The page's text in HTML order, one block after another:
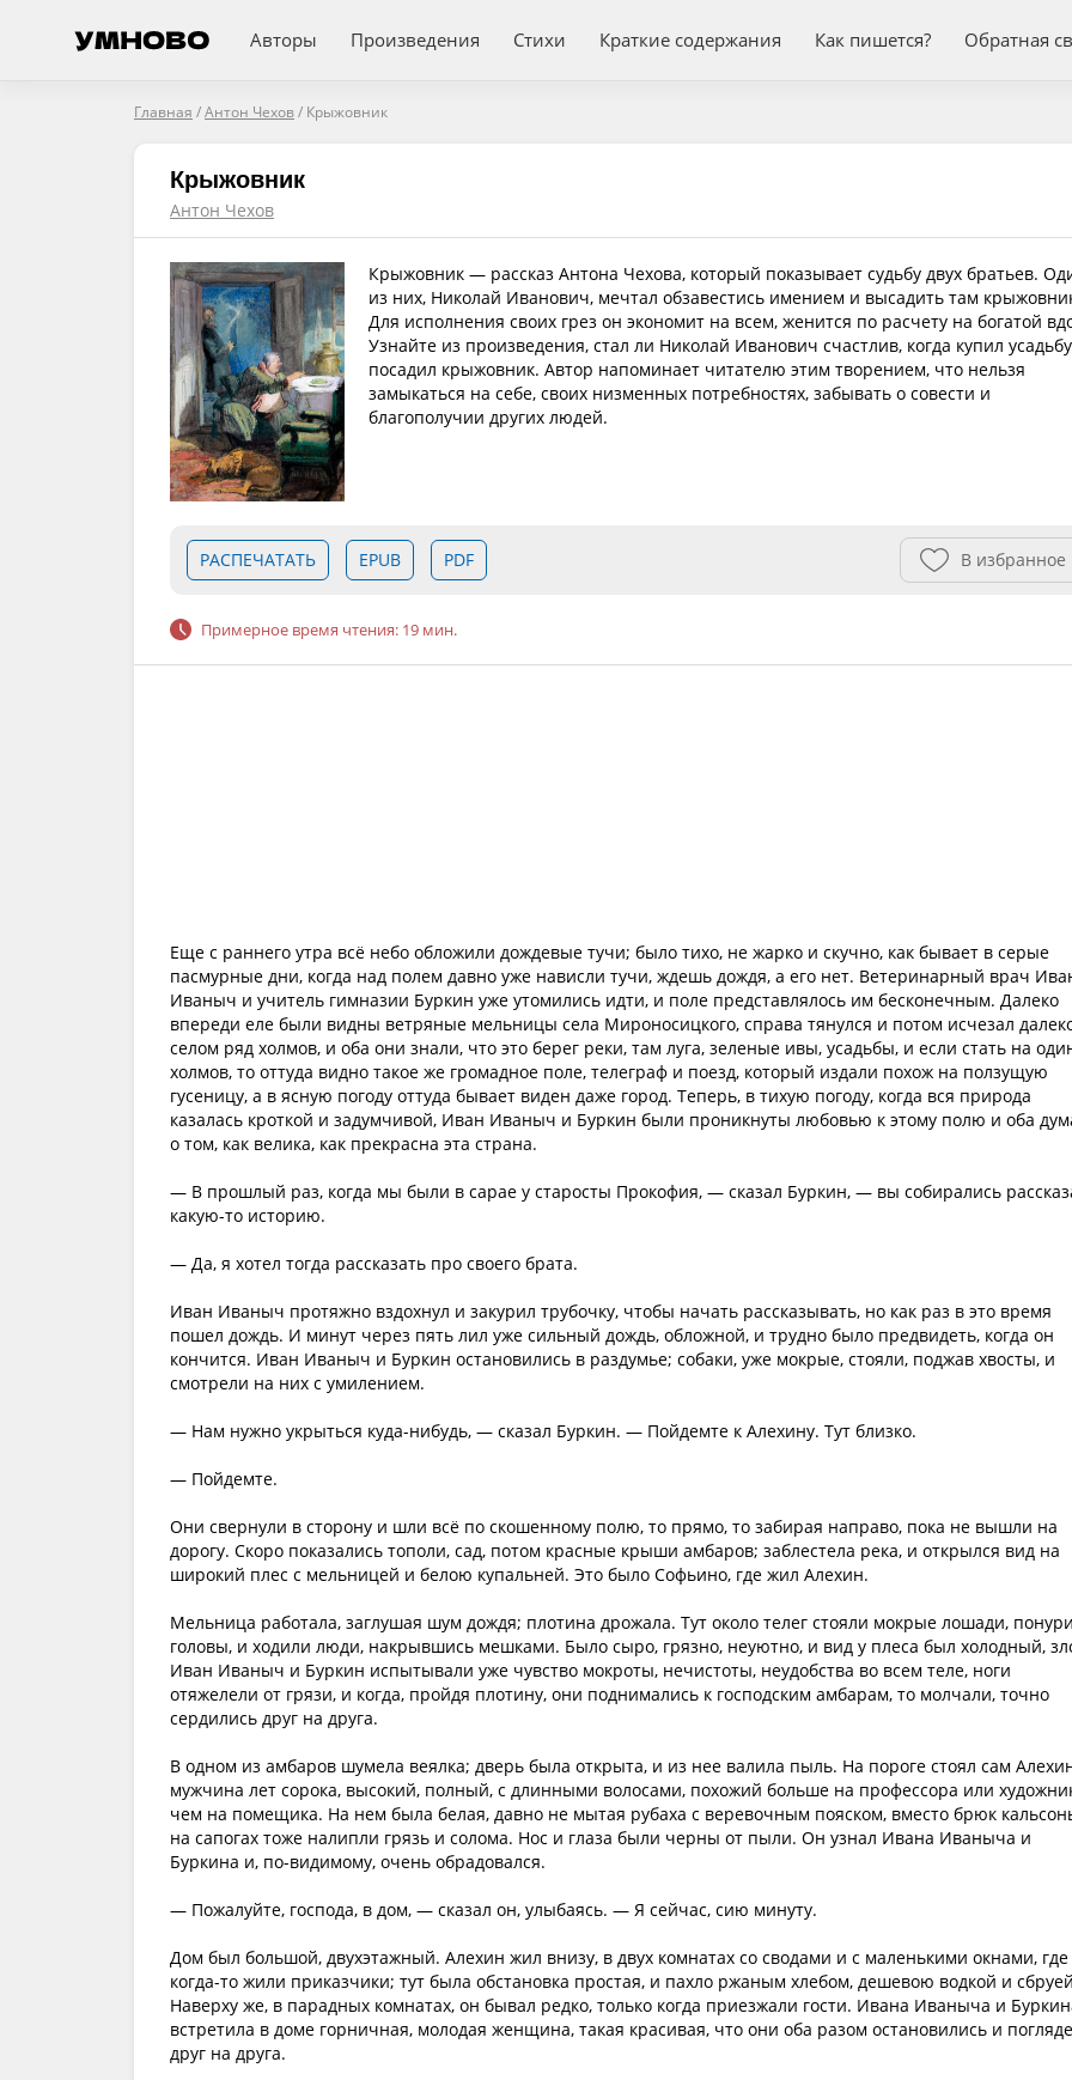
Авторы Произведения Стихи Краткие содержания Как пишется? Обратная
Главная /Антон Чехов/ Крыжовник
Крыжовник
Антон Чехов
Крыжовник — рассказ Антона Чехова, который показывает судьбу двух братьев.
из них, Николай Иванович, мечтал обзавестись имением и высадить там
Для исполнения своих грез он экономит на всем, женится по расчету на богатой
Узнайте из произведения, стал ли Николай Иванович счастлив, когда купил
посадил крыжовник. Автор напоминает читателю этим творением, что нельзя
замыкаться на себе, своих низменных потребностях, забывать о совести и
благополучии других людей.
РАСПЕЧАТАТЬ EPUB PDF В избранное
Примерное время чтения: 19 мин.
Еще с раннего утра всё небо обложили дождевые тучи; было тихо, не жарко и скучно, как бывает в серые
пасмурные дни, когда над полем давно уже нависли тучи, ждешь дождя, а его нет. Ветеринарный врач
Иваныч и учитель гимназии Буркин уже утомились идти, и поле представлялось им бесконечным. Далеко
впереди еле были видны ветряные мельницы села Мироносицкого, справа тянулся и потом исчезал
селом ряд холмов, и оба они знали, что это берег реки, там луга, зеленые ивы, усадьбы, и если стать на
холмов, то оттуда видно такое же громадное поле, телеграф и поезд, который издали похож на ползущую
гусеницу, а в ясную погоду оттуда бывает виден даже город. Теперь, в тихую погоду, когда вся природа
казалась кроткой и задумчивой, Иван Иваныч и Буркин были проникнуты любовью к этому полю и оба
о том, как велика, как прекрасна эта страна.
— В прошлый раз, когда мы были в сарае у старосты Прокофия, — сказал Буркин, — вы собирались
какую-то историю.
— Да, я хотел тогда рассказать про своего брата.
Иван Иваныч протяжно вздохнул и закурил трубочку, чтобы начать рассказывать, но как раз в это время
пошел дождь. И минут через пять лил уже сильный дождь, обложной, и трудно было предвидеть, когда он
кончится. Иван Иваныч и Буркин остановились в раздумье; собаки, уже мокрые, стояли, поджав хвосты, и
смотрели на них с умилением.
— Нам нужно укрыться куда-нибудь, — сказал Буркин. — Пойдемте к Алехину. Тут близко.
— Пойдемте.
Они свернули в сторону и шли всё по скошенному полю, то прямо, то забирая направо, пока не вышли на
дорогу. Скоро показались тополи, сад, потом красные крыши амбаров; заблестела река, и открылся вид на
широкий плес с мельницей и белою купальней. Это было Софьино, где жил Алехин.
Мельница работала, заглушая шум дождя; плотина дрожала. Тут около телег стояли мокрые лошади,
головы, и ходили люди, накрывшись мешками. Было сыро, грязно, неуютно, и вид у плеса был холодный,
Иван Иваныч и Буркин испытывали уже чувство мокроты, нечистоты, неудобства во всем теле, ноги
отяжелели от грязи, и когда, пройдя плотину, они поднимались к господским амбарам, то молчали, точно
сердились друг на друга.
В одном из амбаров шумела веялка; дверь была открыта, и из нее валила пыль. На пороге стоял сам
мужчина лет сорока, высокий, полный, с длинными волосами, похожий больше на профессора или
чем на помещика. На нем была белая, давно не мытая рубаха с веревочным пояском, вместо брюк
на сапогах тоже налипли грязь и солома. Нос и глаза были черны от пыли. Он узнал Ивана Иваныча и
Буркина и, по-видимому, очень обрадовался.
— Пожалуйте, господа, в дом, — сказал он, улыбаясь. — Я сейчас, сию минуту.
Дом был большой, двухэтажный. Алехин жил внизу, в двух комнатах со сводами и с маленькими окнами, где
когда-то жили приказчики; тут была обстановка простая, и пахло ржаным хлебом, дешевою водкой и
Наверху же, в парадных комнатах, он бывал редко, только когда приезжали гости. Ивана Иваныча и
встретила в доме горничная, молодая женщина, такая красивая, что они оба разом остановились и
друг на друга.